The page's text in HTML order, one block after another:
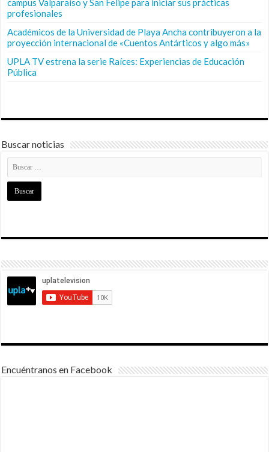
profesionales
Académicos de la Universidad de Playa Ancha contribuyeron a la
proyección internacional de «Cuentos Antárticos y algo más»
UPLA TV estrena la serie Raíces: Experiencias de Educación
Pública
Buscar noticias
Encuéntranos en Facebook